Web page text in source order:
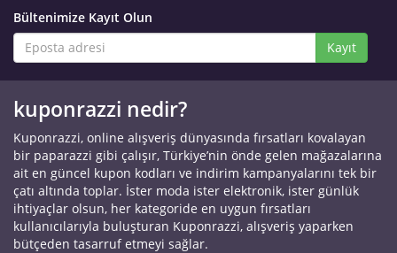
Bültenimize Kayıt Olun
Kayıt
kuponrazzi nedir?
Kuponrazzi, online alışveriş dünyasında fırsatları kovalayan
bir paparazzi gibi çalışır, Türkiye’nin önde gelen mağazalarına
ait en güncel kupon kodları ve indirim kampanyalarını tek bir
çatı altında toplar. İster moda ister elektronik, ister günlük
ihtiyaçlar olsun, her kategoride en uygun fırsatları
kullanıcılarıyla buluşturan Kuponrazzi, alışveriş yaparken
bütçeden tasarruf etmeyi sağlar.